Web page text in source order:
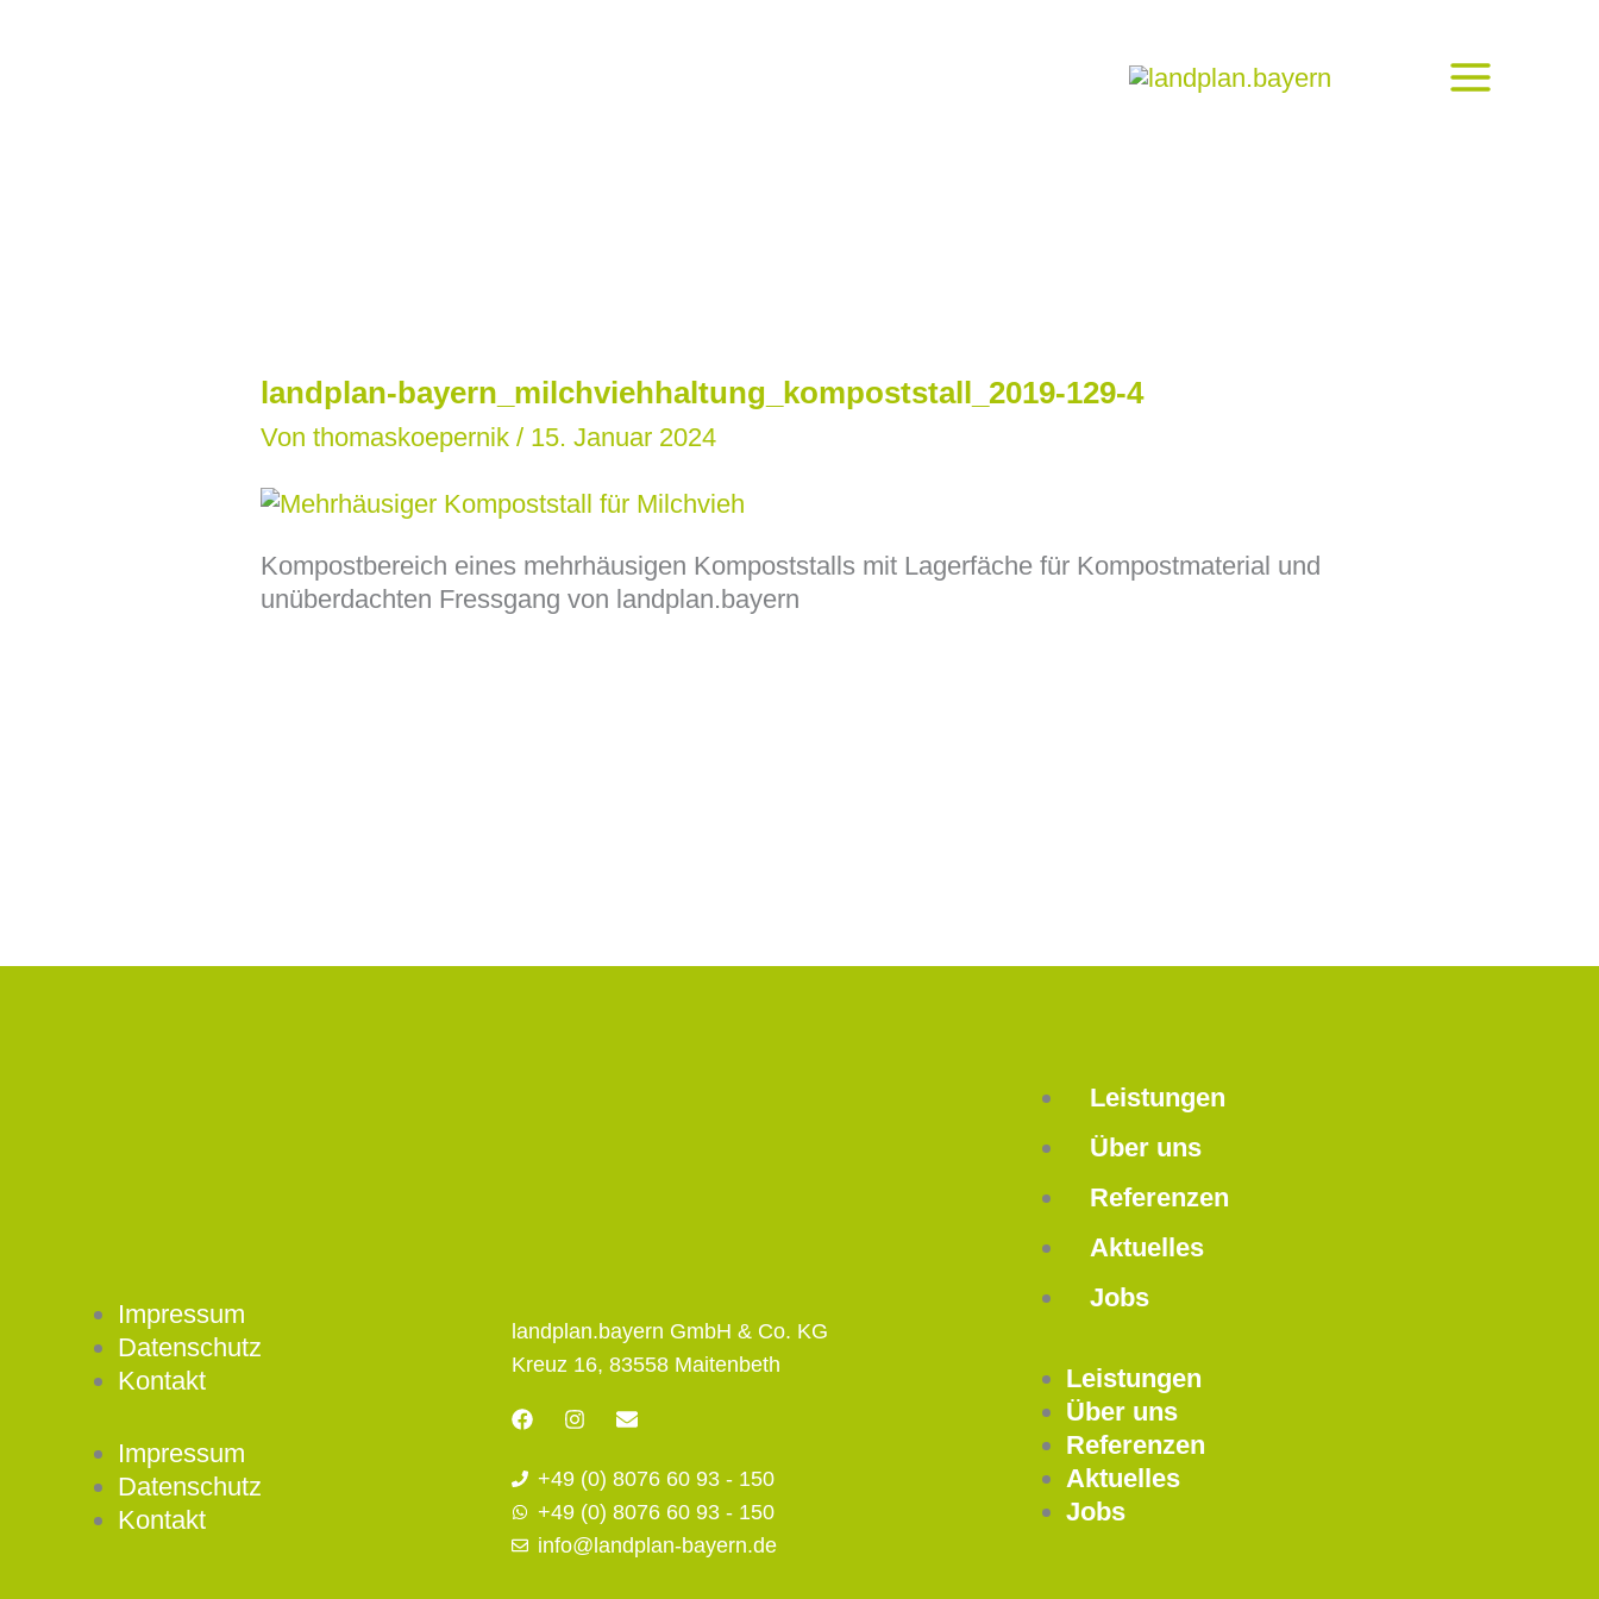
landplan-bayern_milchviehhaltung_kompoststall_2019-129-4
Von thomaskoepernik / 15. Januar 2024
Kompostbereich eines mehrhäusigen Kompoststalls mit Lagerfäche für Kompostmaterial und
unüberdachten Fressgang von landplan.bayern
Impressum
Datenschutz
Kontakt
Impressum
Datenschutz
Kontakt
landplan.bayern GmbH & Co. KG
Kreuz 16, 83558 Maitenbeth
F
a
e
b
o
o
I
n
t
a
g
r
E
n
e
l
o
p
e
+49 (0) 8076 60 93 - 150
+49 (0) 8076 60 93 - 150
info@landplan-bayern.de
Leistungen
Über uns
Referenzen
Aktuelles
Jobs
Leistungen
Über uns
Referenzen
Aktuelles
Jobs